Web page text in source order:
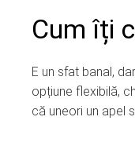
Cum îți
E un sfat banal,
opțiune flexibilă,
că uneori un apel